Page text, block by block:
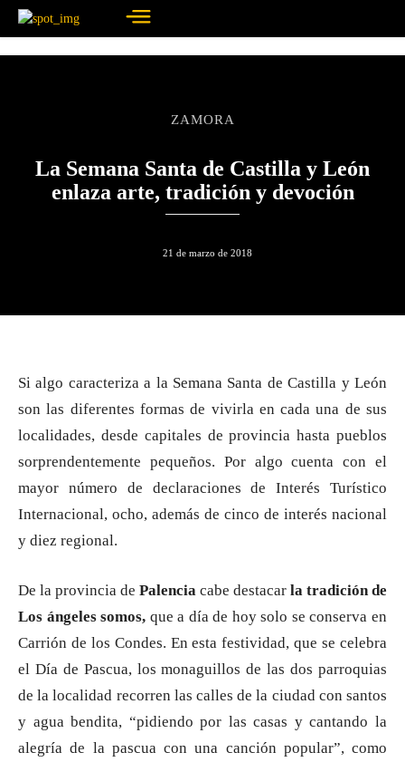
ZAMORA
La Semana Santa de Castilla y León
enlaza arte, tradición y devoción
21 de marzo de 2018
Si algo caracteriza a la Semana Santa de Castilla y León
son las diferentes formas de vivirla en cada una de sus
localidades, desde capitales de provincia hasta pueblos
sorprendentemente pequeños. Por algo cuenta con el
mayor número de declaraciones de Interés Turístico
Internacional, ocho, además de cinco de interés nacional
y diez regional.
De la provincia de Palencia cabe destacar la tradición de
Los ángeles somos, que a día de hoy solo se conserva en
Carrión de los Condes. En esta festividad, que se celebra
el Día de Pascua, los monaguillos de las dos parroquias
de la localidad recorren las calles de la ciudad con santos
y agua bendita, “pidiendo por las casas y cantando la
alegría de la pascua con una canción popular”, como